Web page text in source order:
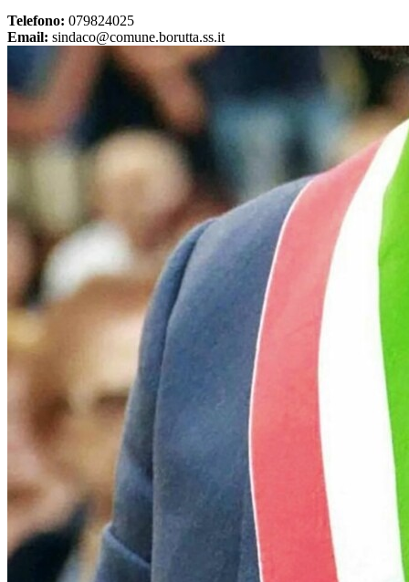
Telefono: 079824025
Email: sindaco@comune.borutta.ss.it